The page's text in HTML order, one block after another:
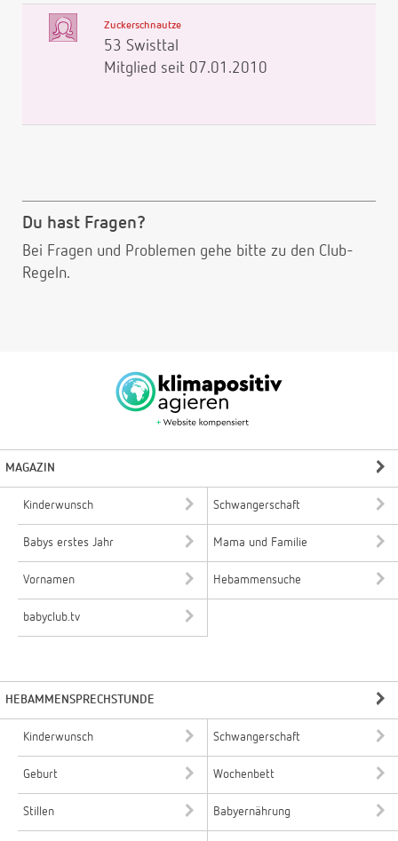
Zuckerschnautze
53 Swisttal
Mitglied seit 07.01.2010
Du hast Fragen?
Bei Fragen und Problemen gehe bitte zu den Club-
Regeln.
MAGAZIN
Kinderwunsch Schwangerschaft
Babys erstes Jahr Mama und Familie
Vornamen Hebammensuche
babyclub.tv
HEBAMMENSPRECHSTUNDE
Kinderwunsch Schwangerschaft
Geburt Wochenbett
Stillen Babyernährung